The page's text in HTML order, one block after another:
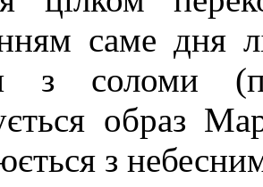
саме дня
з соломи
образ
з